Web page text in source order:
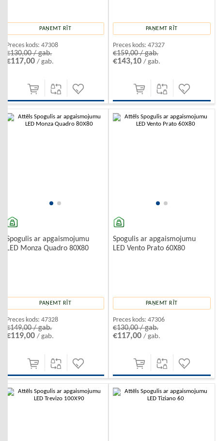
PAŅEMT RĪT
Preces kods: 47308
€130,00 / gab.
€117,00/ gab.
PAŅEMT RĪT
Preces kods: 47327
€159,00 / gab.
€143,10 / gab.
Spogulis ar apgaismojumu
LED Monza Quadro 80X80
PAŅEMT RĪT
Preces kods: 47328
€149,00 / gab.
€119,00/ gab.
Spogulis ar apgaismojumu
LED Vento Prato 60X80
PAŅEMT RĪT
Preces kods: 47306
€130,00 / gab.
€117,00 / gab.